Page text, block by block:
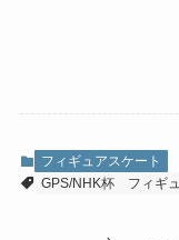
フィギュアスケート
GPS/NHK杯
フィギ